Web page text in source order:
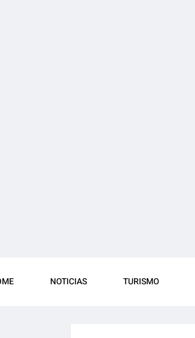
NOTICIAS TURISMO